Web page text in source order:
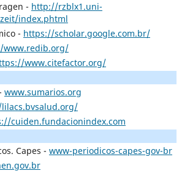
- http://rzblx1.uni-
index.phtml
- https://scholar.google.com.br/
www.redib.org/
www.citefactor.org/
www.sumarios.org
cuiden.fundacionindex.com
Capes - www-periodicos-capes-gov-br